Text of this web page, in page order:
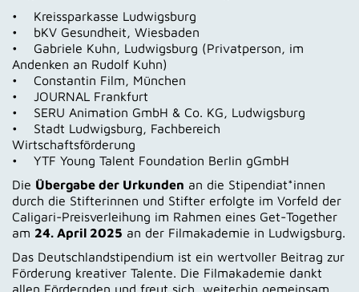
• Kreissparkasse Ludwigsburg
• bKV Gesundheit, Wiesbaden
• Gabriele Kuhn, Ludwigsburg (Privatperson, im
Andenken an Rudolf Kuhn)
• Constantin Film, München
• JOURNAL Frankfurt
• SERU Animation GmbH & Co. KG, Ludwigsburg
• Stadt Ludwigsburg, Fachbereich
Wirtschaftsförderung
• YTF Young Talent Foundation Berlin gGmbH
Die Übergabe der Urkunden an die Stipendiat*innen
durch die Stifterinnen und Stifter erfolgte im Vorfeld der
Caligari-Preisverleihung im Rahmen eines Get-Together
am 24. April 2025 an der Filmakademie in Ludwigsburg.
Das Deutschlandstipendium ist ein wertvoller Beitrag zur
Förderung kreativer Talente. Die Filmakademie dankt
allen Fördernden und freut sich, weiterhin gemeinsam